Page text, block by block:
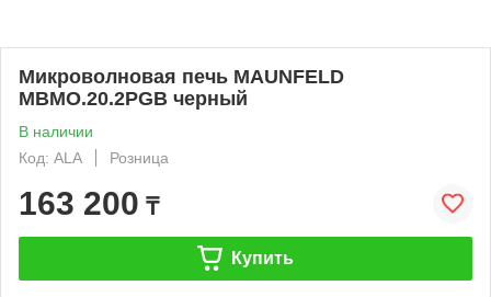
Микроволновая печь MAUNFELD
MBMO.20.2PGB черный
В наличии
Код: ALA
Розница
163 200 ₸
Купить